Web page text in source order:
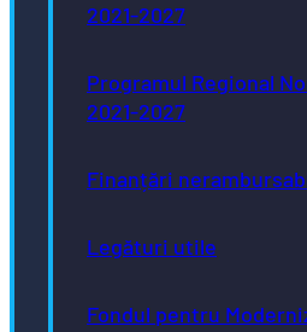
2021-2027
Programul Regional
2021-2027
Finanțări
Legături utile
Fondul pentru